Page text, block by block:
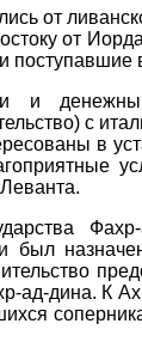
от
от
и
с
в
был
ад-дина.